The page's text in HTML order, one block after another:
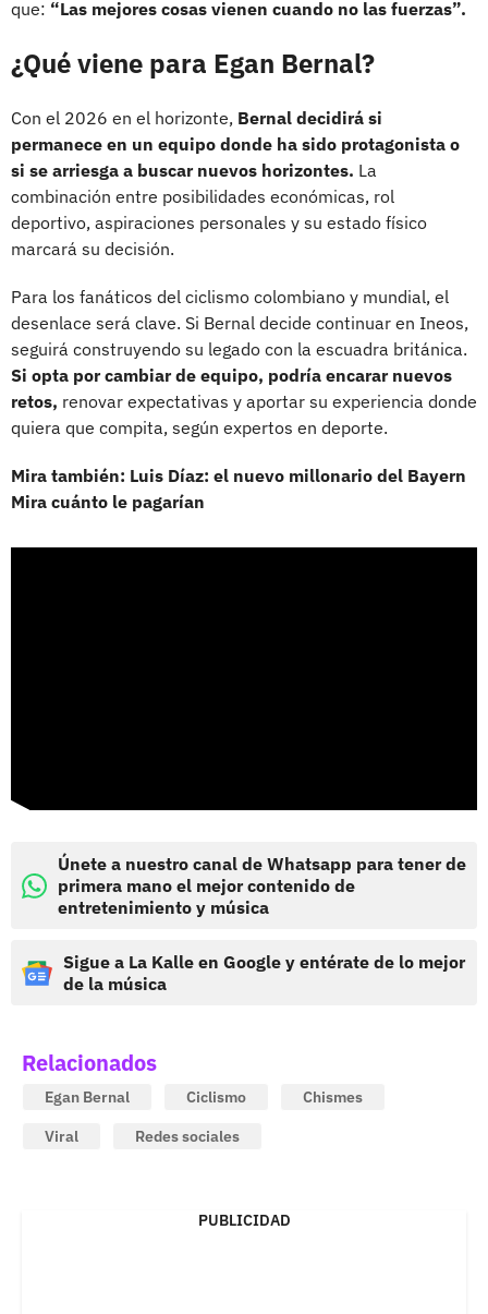
que: “Las mejores cosas vienen cuando no las fuerzas”.
¿Qué viene para Egan Bernal?
Con el 2026 en el horizonte, Bernal decidirá si
permanece en un equipo donde ha sido protagonista o
si se arriesga a buscar nuevos horizontes. La
combinación entre posibilidades económicas, rol
deportivo, aspiraciones personales y su estado físico
marcará su decisión.
Para los fanáticos del ciclismo colombiano y mundial, el
desenlace será clave. Si Bernal decide continuar en Ineos,
seguirá construyendo su legado con la escuadra británica.
Si opta por cambiar de equipo, podría encarar nuevos
retos, renovar expectativas y aportar su experiencia donde
quiera que compita, según expertos en deporte.
Mira también: Luis Díaz: el nuevo millonario del Bayern
Mira cuánto le pagarían
Únete a nuestro canal de Whatsapp para tener de
primera mano el mejor contenido de
entretenimiento y música
Sigue a La Kalle en Google y entérate de lo mejor
de la música
Relacionados
Egan Bernal Ciclismo
Chismes
Viral
Redes sociales
PUBLICIDAD